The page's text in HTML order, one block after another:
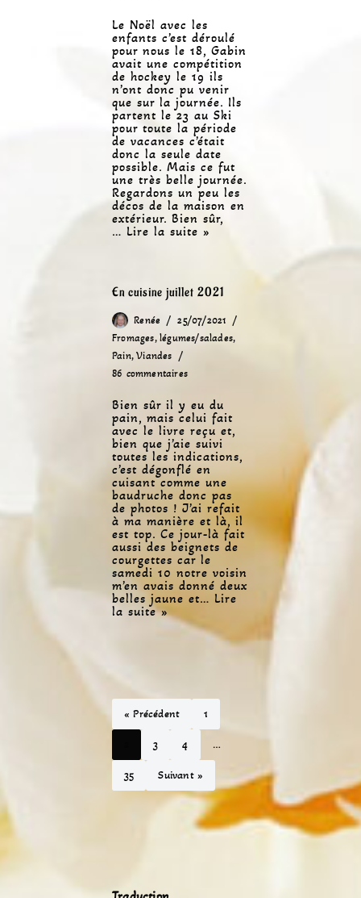
Le Noël avec les
enfants c’est déroulé
pour nous le 18, Gabin
avait une compétition
de hockey le 19 ils
n’ont donc pu venir
que sur la journée. Ils
partent le 23 au Ski
pour toute la période
de vacances c’était
donc la seule date
possible. Mais ce fut
une très belle journée.
Regardons un peu les
décos de la maison en
extérieur. Bien sûr,
… Lire la suite »
En cuisine juillet 2021
Renée
25/07/2021
Fromages,légumes/salades,
Pain,Viandes
86 commentaires
Bien sûr il y eu du
pain, mais celui fait
avec le livre reçu et,
bien que j’aie suivi
toutes les indications,
c’est dégonflé en
cuisant comme une
baudruche donc pas
de photos ! J’ai refait
à ma manière et là, il
est top. Ce jour-là fait
aussi des beignets de
courgettes car le
samedi 10 notre voisin
m’en avais donné deux
belles jaune et… Lire
la suite »
« Précédent 1
3 4 …
35 Suivant »